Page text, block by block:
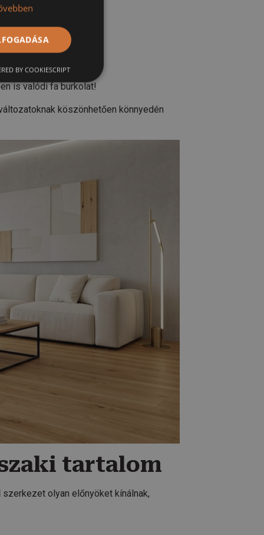
is valódi fa burkolat!
köszönhetően könnyedén
tartalom
olyan előnyöket kínálnak,
BY COOKIESCRIPT